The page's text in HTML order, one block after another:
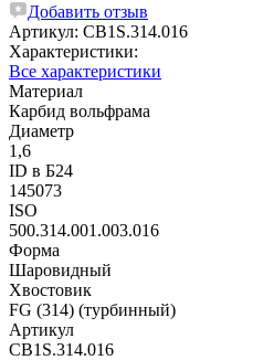
Добавить отзыв
Артикул: CB1S.314.016
Характеристики:
Все характеристики
Материал
Карбид вольфрама
Диаметр
1,6
ID в Б24
145073
ISO
500.314.001.003.016
Форма
Шаровидный
Хвостовик
FG (314) (турбинный)
Артикул
CB1S.314.016